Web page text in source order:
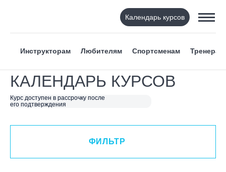
Календарь курсов
Инструкторам Любителям Спортсменам Тренерам
КАЛЕНДАРЬ КУРСОВ
Курс доступен в рассрочку после
его подтверждения
ФИЛЬТР
ВИД СПОРТА
Я ХОЧУ
КАТЕГОРИЯ
ФИЛЬТР